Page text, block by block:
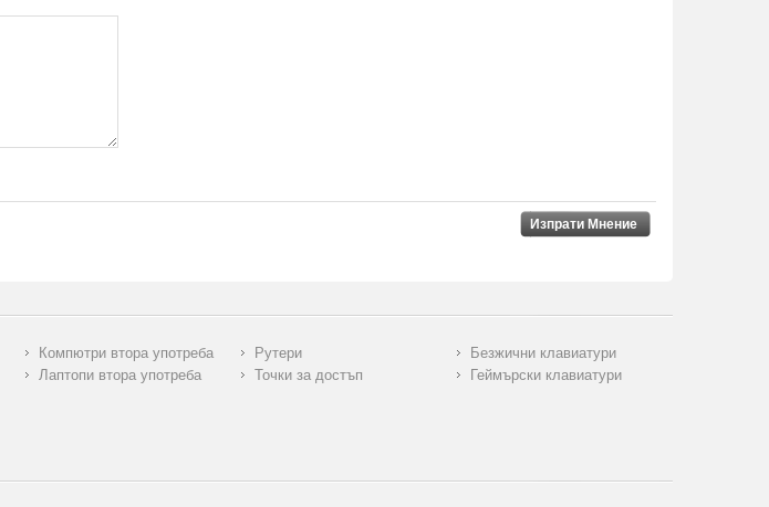
Изпрати Мнение
Компютри втора употреба
Лаптопи втора употреба
Рутери
Точки за достъп
Безжични клавиатури
Геймърски клавиатури